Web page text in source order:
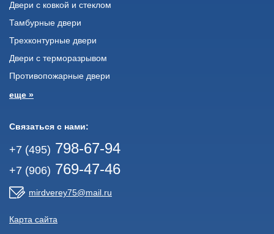
Двери с ковкой и стеклом
Тамбурные двери
Трехконтурные двери
Двери с терморазрывом
Противопожарные двери
еще »
Связаться с нами:
+7 (495) 798-67-94
+7 (906) 769-47-46
mirdverey75@mail.ru
Карта сайта